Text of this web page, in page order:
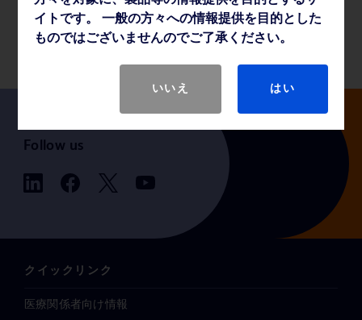
製品基本仕様
Follow us
クイックリンク
医療関係者向け情報
イトです。 一般の方々への情報提供を目的とした
ものではございませんのでご了承ください。
いいえ はい